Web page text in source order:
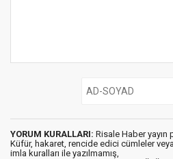
YORUM KURALLARI: Risale Haber yayın
Küfür, hakaret, rencide edici cümleler
imla kuralları ile yazılmamış,